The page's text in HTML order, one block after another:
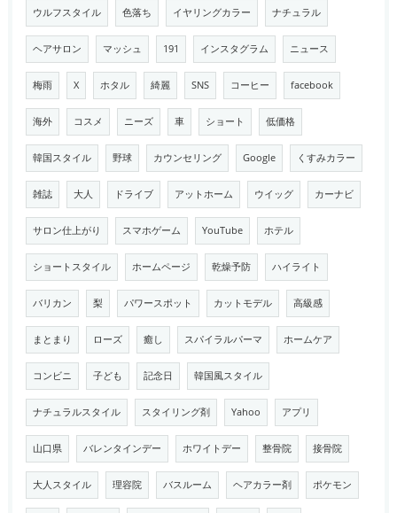
ウルフスタイル 色落ち イヤリングカラー ナチュラル
ヘアサロン マッシュ 191 インスタグラム ニュース
梅雨 X ホタル 綺麗 SNS コーヒー facebook
海外 コスメ ニーズ 車 ショート 低価格
韓国スタイル 野球 カウンセリング Google くすみカラー
雑誌 大人 ドライブ アットホーム ウイッグ カーナビ
サロン仕上がり スマホゲーム YouTube ホテル
ショートスタイル ホームページ 乾燥予防 ハイライト
バリカン 梨 パワースポット カットモデル 高級感
まとまり ローズ 癒し スパイラルパーマ ホームケア
コンビニ 子ども 記念日 韓国風スタイル
ナチュラルスタイル スタイリング剤 Yahoo アプリ
山口県 バレンタインデー ホワイトデー 整骨院 接骨院
大人スタイル 理容院 バスルーム ヘアカラー剤 ポケモン